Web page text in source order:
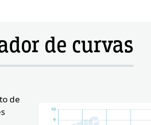
de curvas
de